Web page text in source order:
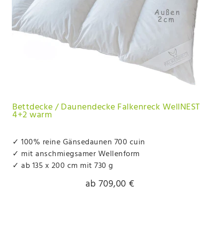
Bettdecke / Daunendecke Falkenreck WellNEST
4+2 warm
✓ 100% reine Gänsedaunen 700 cuin
✓ mit anschmiegsamer Wellenform
✓ ab 135 x 200 cm mit 730 g
ab 709,00 €